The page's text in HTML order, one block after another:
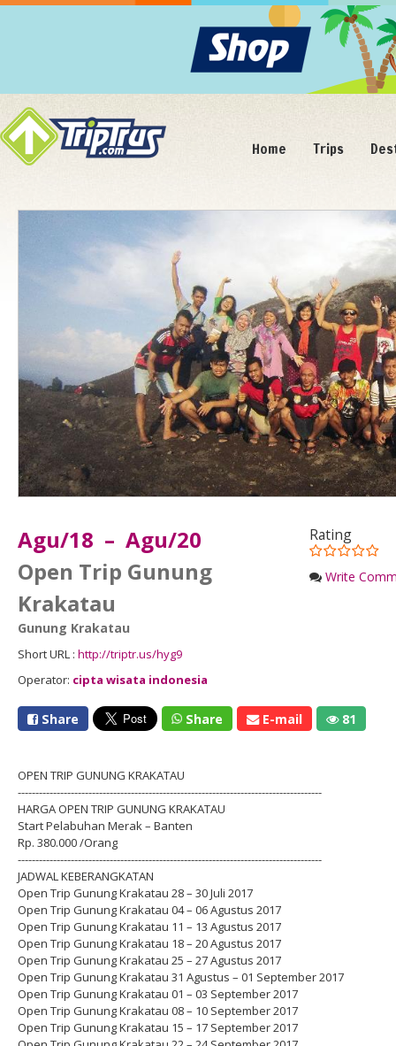
Home Trips
Rating
Write
Agu/18 – Agu/20
Open Trip Gunung
Krakatau
Gunung Krakatau
Short URL : http://triptr.us/hyg9
Operator: cipta wisata indonesia
Share Share E-mail 81
OPEN TRIP GUNUNG KRAKATAU
--------------------------------------------------------------------------------------
HARGA OPEN TRIP GUNUNG KRAKATAU
Start Pelabuhan Merak – Banten
Rp. 380.000 /Orang
--------------------------------------------------------------------------------------
JADWAL KEBERANGKATAN
Open Trip Gunung Krakatau 28 – 30 Juli 2017
Open Trip Gunung Krakatau 04 – 06 Agustus 2017
Open Trip Gunung Krakatau 11 – 13 Agustus 2017
Open Trip Gunung Krakatau 18 – 20 Agustus 2017
Open Trip Gunung Krakatau 25 – 27 Agustus 2017
Open Trip Gunung Krakatau 31 Agustus – 01 September 2017
Open Trip Gunung Krakatau 01 – 03 September 2017
Open Trip Gunung Krakatau 08 – 10 September 2017
Open Trip Gunung Krakatau 15 – 17 September 2017